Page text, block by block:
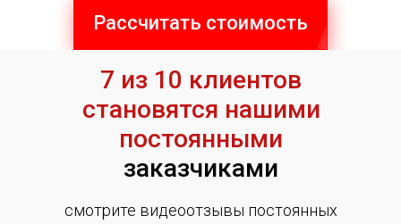
Рассчитать стоимость
7 из 10 клиентов
становятся нашими
постоянными
заказчиками
смотрите видеоотзывы постоянных